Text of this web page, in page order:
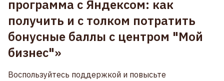
программа с Яндексом: как
получить и с толком потратить
бонусные баллы с центром "Мой
бизнес"»
Воспользуйтесь поддержкой и повысьте